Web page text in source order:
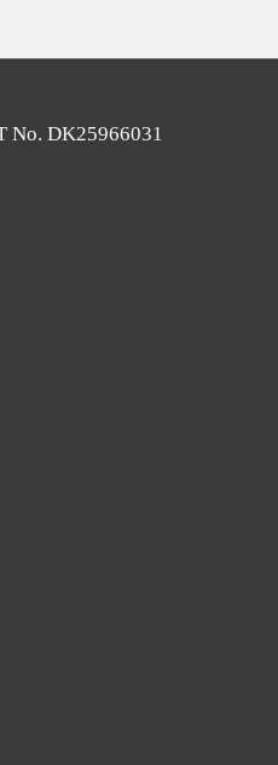
No. DK25966031